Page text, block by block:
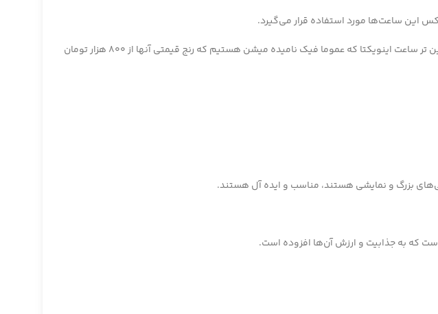
این ساعت‌ها مورد استفاده قرار می‌گیرد.
مدل هایی که در بازار ایران وجود دارد اکثرا از جنس استیل ساخته شده است و به تازگی شاهد کیفیت های پایین تر ساعت اینویکتا که عموما فیک نامیده میشن هستیم که رنج قیمتی آنها از 800 هزار تومان
بزرگ و نمایشی هستند، مناسب و ایده آل هستند.
که به جذابیت و ارزش آن‌ها افزوده است.